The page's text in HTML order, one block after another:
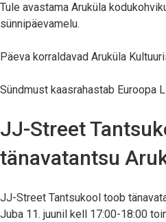
Tule avastama Aruküla
sünnipäevamelu.
Päeva korraldavad Aruküla
Sündmust kaasrahastab Euroopa
JJ-Street
tänavatantsu
JJ-Street Tantsukool toob
Juba 11. juunil kell 17:00-18:00